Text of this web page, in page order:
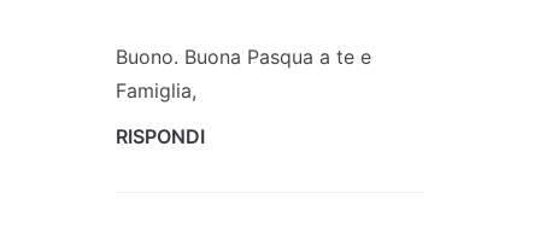
Buono. Buona Pasqua a te e
Famiglia,
RISPONDI